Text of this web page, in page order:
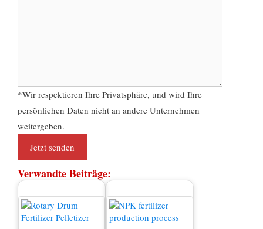
*Wir respektieren Ihre Privatsphäre, und wird Ihre
persönlichen Daten nicht an andere Unternehmen
weitergeben.
Verwandte Beiträge: